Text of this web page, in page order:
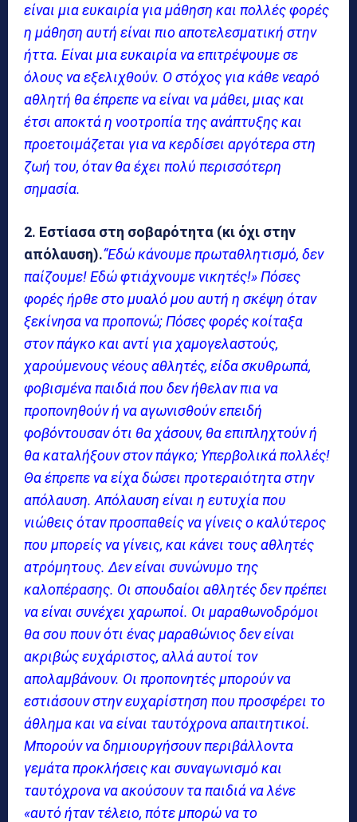
είναι μια ευκαιρία για μάθηση και πολλές φορές
η μάθηση αυτή είναι πιο αποτελεσματική στην
ήττα. Είναι μια ευκαιρία να επιτρέψουμε σε
όλους να εξελιχθούν. Ο στόχος για κάθε νεαρό
αθλητή θα έπρεπε να είναι να μάθει, μιας και
έτσι αποκτά η νοοτροπία της ανάπτυξης και
προετοιμάζεται για να κερδίσει αργότερα στη
ζωή του, όταν θα έχει πολύ περισσότερη
σημασία.
2. Εστίασα στη σοβαρότητα (κι όχι στην
απόλαυση).“Εδώ κάνουμε πρωταθλητισμό, δεν
παίζουμε! Εδώ φτιάχνουμε νικητές!» Πόσες
φορές ήρθε στο μυαλό μου αυτή η σκέψη όταν
ξεκίνησα να προπονώ; Πόσες φορές κοίταξα
στον πάγκο και αντί για χαμογελαστούς,
χαρούμενους νέους αθλητές, είδα σκυθρωπά,
φοβισμένα παιδιά που δεν ήθελαν πια να
προπονηθούν ή να αγωνισθούν επειδή
φοβόντουσαν ότι θα χάσουν, θα επιπληχτούν ή
θα καταλήξουν στον πάγκο; Υπερβολικά πολλές!
Θα έπρεπε να είχα δώσει προτεραιότητα στην
απόλαυση. Απόλαυση είναι η ευτυχία που
νιώθεις όταν προσπαθείς να γίνεις ο καλύτερος
που μπορείς να γίνεις, και κάνει τους αθλητές
ατρόμητους. Δεν είναι συνώνυμο της
καλοπέρασης. Οι σπουδαίοι αθλητές δεν πρέπει
να είναι συνέχει χαρωποί. Οι μαραθωνοδρόμοι
θα σου πουν ότι ένας μαραθώνιος δεν είναι
ακριβώς ευχάριστος, αλλά αυτοί τον
απολαμβάνουν. Οι προπονητές μπορούν να
εστιάσουν στην ευχαρίστηση που προσφέρει το
άθλημα και να είναι ταυτόχρονα απαιτητικοί.
Μπορούν να δημιουργήσουν περιβάλλοντα
γεμάτα προκλήσεις και συναγωνισμό και
ταυτόχρονα να ακούσουν τα παιδιά να λένε
«αυτό ήταν τέλειο, πότε μπορώ να το